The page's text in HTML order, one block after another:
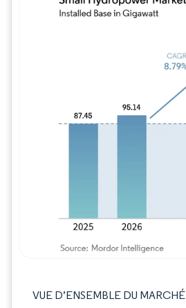
VUE D’ENSEMBLE DU MARCHÉ